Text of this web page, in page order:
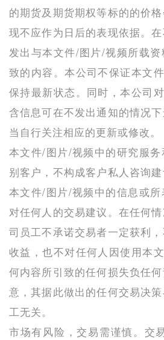
的期货及期货期权等标的的价
现不应作为日后的表现依据。
发出与本文件/图片/视频所载
致的内容。本公司不保证本文
保持最新状态。同时，本公司
含信息可在不发出通知的情况
当自行关注相应的更新或修改。
本文件/图片/视频中的研究服
别客户，不构成客户私人咨询
本文件/图片/视频中的信息或
对任何人的交易建议。在任何
司员工不承诺交易者一定获利
收益，也不对任何人因使用本
何内容所引致的任何损失负任
意，其据此做出的任何交易决
工无关。
市场有风险，交易需谨慎。交